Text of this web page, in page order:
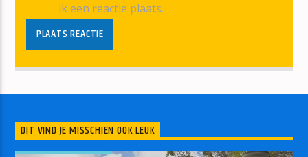
ik een reactie plaats.
DIT VIND JE MISSCHIEN OOK LEUK